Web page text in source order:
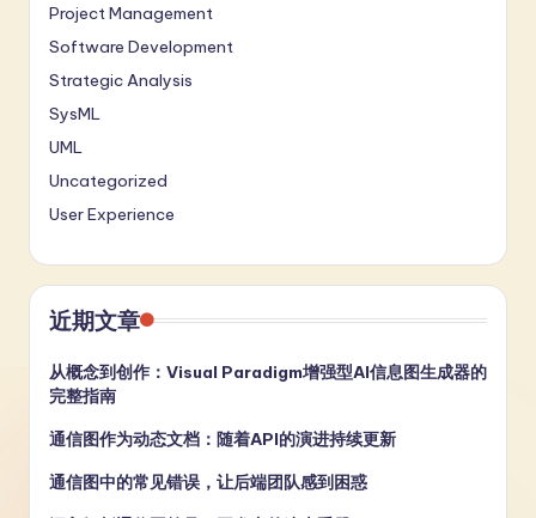
Project Management
Software Development
Strategic Analysis
SysML
UML
Uncategorized
User Experience
近期文章
从概念到创作：Visual Paradigm增强型AI信息图生成器的
完整指南
通信图作为动态文档：随着API的演进持续更新
通信图中的常见错误，让后端团队感到困惑